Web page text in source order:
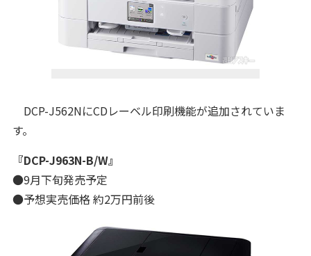
DCP-J562NにCDレーベル印刷機能が追加されていま
す。
『DCP-J963N-B/W』
●9月下旬発売予定
●予想実売価格 約2万円前後